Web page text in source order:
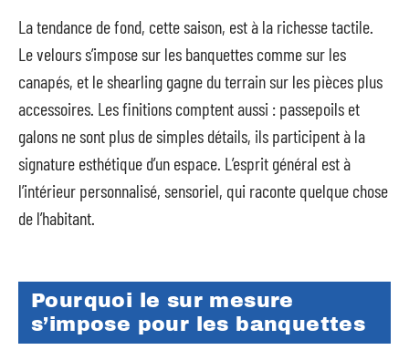
La tendance de fond, cette saison, est à la richesse tactile.
Le velours s’impose sur les banquettes comme sur les
canapés, et le shearling gagne du terrain sur les pièces plus
accessoires. Les finitions comptent aussi : passepoils et
galons ne sont plus de simples détails, ils participent à la
signature esthétique d’un espace. L’esprit général est à
l’intérieur personnalisé, sensoriel, qui raconte quelque chose
de l’habitant.
Pourquoi le sur mesure
s’impose pour les banquettes